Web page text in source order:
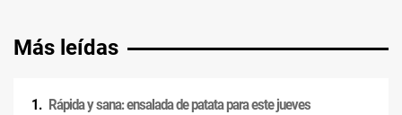
Más leídas
Rápida y sana: ensalada de patata para este jueves